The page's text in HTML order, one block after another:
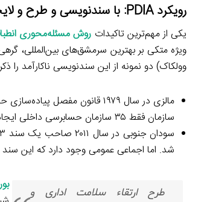
رویکرد PDIA: با سندنویسی و طرح و لایحه به جایی نمی‌رسیم
یکی از مهم‌ترین تاکیدات روش مسئله‌محوری
ویژه متکی بر بهترین سرمشق‌های بین‌المللی،
وولکاک) دو نمونه از این سندنویسی ناکارآمد را
سازمان فقط ۳۵ سازمان حسابرسی داخلی ایجاد کرده‌اند (توانمندسازی حکومت، ص. ۲۹۳).
شد. اما اجماعی عمومی وجود دارد که این
طرح ارتقاء سلامت اداری و